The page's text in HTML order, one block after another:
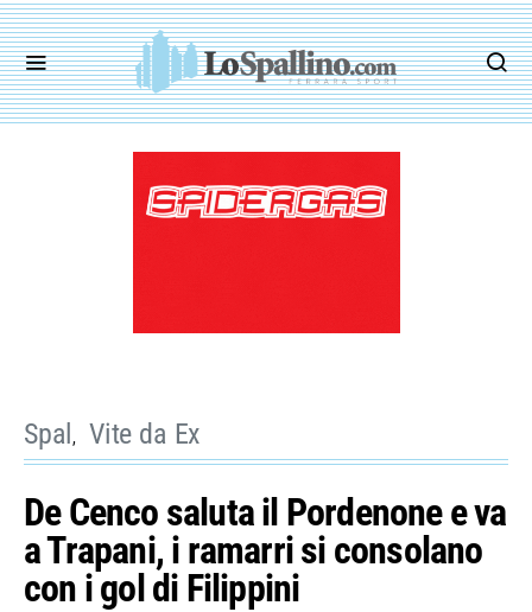
Spal Vite da Ex
De Cenco saluta il Pordenone e va
a Trapani, i ramarri si consolano
con i gol di Filippini